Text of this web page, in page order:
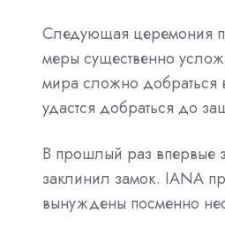
Следующая церемония
меры существенно
мира сложно
удастся добраться до
В прошлый раз впервые
заклинил замок. IANA
вынуждены посменно